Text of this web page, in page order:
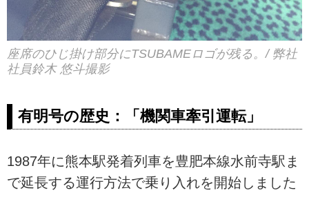
座席のひじ掛け部分にTSUBAMEロゴが残る。/ 弊社
社員鈴木 悠斗撮影
有明号の歴史：「機関車牽引運転」
1987年に熊本駅発着列車を豊肥本線水前寺駅ま
で延長する運行方法で乗り入れを開始しました